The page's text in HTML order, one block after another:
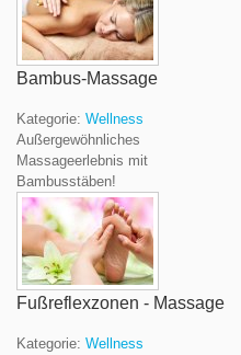
Bambus-Massage
Kategorie: Wellness
Außergewöhnliches
Massageerlebnis mit
Bambusstäben!
Fußreflexzonen - Massage
Kategorie: Wellness